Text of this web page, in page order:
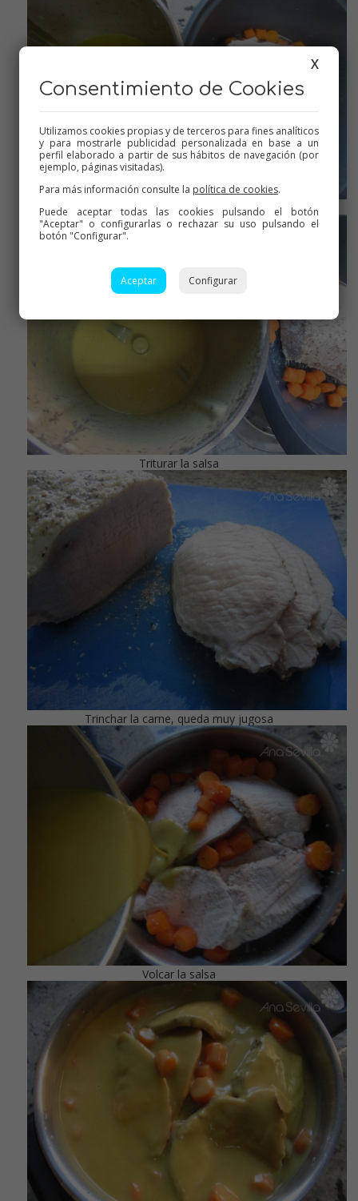
Salsa y carne hechos
Triturar la salsa
Trinchar la carne, queda muy jugosa
Volcar la salsa
X
Consentimiento de Cookies
Utilizamos cookies propias y de terceros para fines analíticos
y para mostrarle publicidad personalizada en base a un
perfil elaborado a partir de sus hábitos de navegación (por
ejemplo, páginas visitadas).
Para más información consulte la política de cookies.
Puede aceptar todas las cookies pulsando el botón
"Aceptar" o configurarlas o rechazar su uso pulsando el
botón "Configurar".
Aceptar Configurar